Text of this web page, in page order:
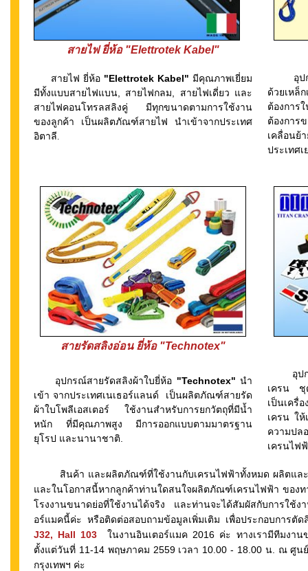
สายไฟ ยี่ห้อ "Elettrotek Kabel"
สายไฟ ยี่ห้อ "Elettrotek Kabel" มีคุณภาพเยี่ยม
มีทั้งแบบสายไฟแบน, สายไฟกลม, สายไฟเดี่ยว และ
สายไฟคอนโทรลสลิงคู่ มีทุกขนาดตามการใช้งาน
ของลูกค้า เป็นผลิตภัณฑ์สายไฟ นำเข้าจากประเทศ
อิตาลี
อุปกร
ด้วยเหล็
ต้องการ
ต้องกา
เคลื่อน
ประเทศ
สายรัดสลิงอ่อน ยี่ห้อ "Technotex"
อุปกรณ์สายรัดสลิงผ้าใบยี่ห้อ "Technotex" นำ
เข้า จากประเทศเนเธอร์แลนด์ เป็นผลิตภัณฑ์สายรัด
ผ้าใบโพลีเอสเตอร์ ใช้งานสำหรับการยกวัตถุที่มีน้ำ
หนัก ที่มีคุณภาพสูง มีการออกแบบตามมาตรฐาน
ยุโรป และนานาชาติ.
อุปกร
เครน ชุ
เป็นเครื่
เครน ใ
ความปล
เครนไฟ
สินค้า และผลิตภัณฑ์ที่ใช้งานกับเครนไฟฟ้าทั้งหมด ผลิตแล
และในโอกาสนี้หากลูกค้าท่านใดสนใจผลิตภัณฑ์เครนไฟฟ้า ของท
โรงงานขนาดย่อที่ใช้งานได้จริง และท่านจะได้สัมผัสกับการใช้ง
อร์แมคนี้ค่ะ หรือติดต่อสอบถามข้อมูลเพิ่มเติม เพื่อประกอบการตั
J32, Hall 103 ในงานอินเตอร์แมค 2016 ค่ะ ทางเรามีทีมงา
ตั้งแต่วันที่ 11-14 พฤษภาคม 2559 เวลา 10.00 - 18.00 น. ณ ศูน
กรุงเทพฯ ค่ะ